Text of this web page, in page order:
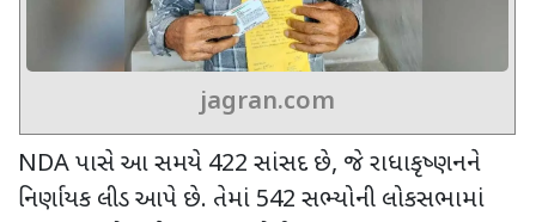
jagran.com
NDAપાસે આ સમયે 422 સાંસદ છે, જે રાધાકૃષ્ણનને
નિર્ણાયક લીડ આપે છે. તેમાં 542 સભ્યોની લોકસભામાં